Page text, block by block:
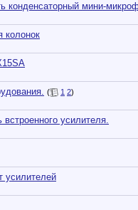
конденсаторный мини-
колонок
( 1 2)
усилителя.
усилителей